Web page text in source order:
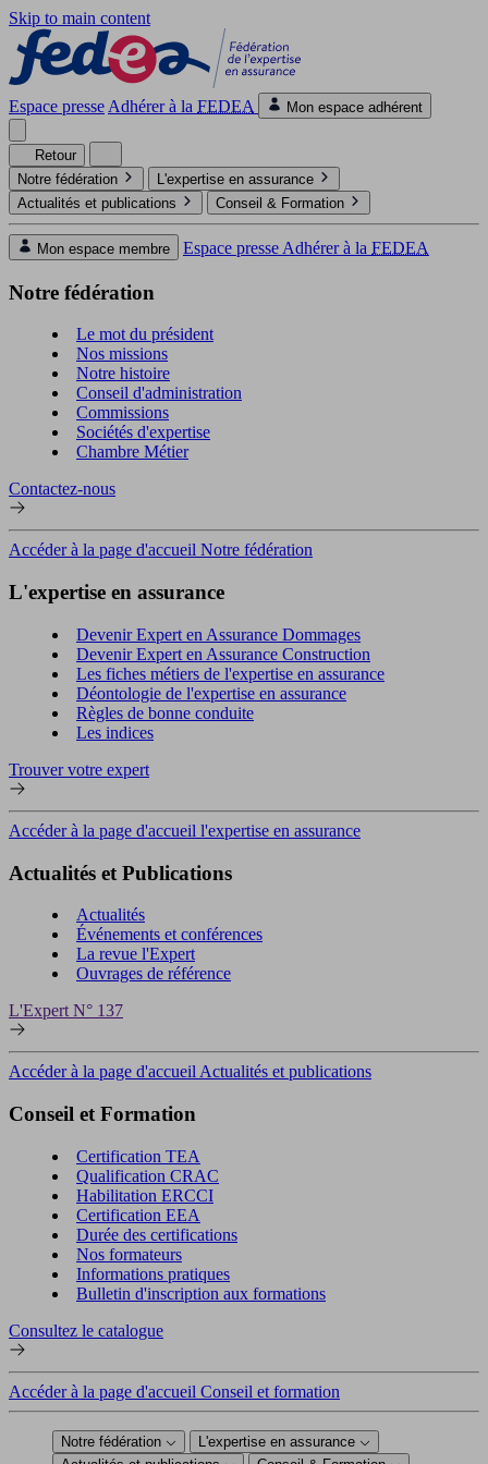
Skip to main content
Espace presse Adhérer à la FEDEA Mon espace adhérent
Retour
Notre fédération
L'expertise en assurance
Actualités et publications
Conseil & Formation
Mon espace membre Espace presse Adhérer à la FEDEA
Notre fédération
Le mot du président
Nos missions
Notre histoire
Conseil d'administration
Commissions
Sociétés d'expertise
Chambre Métier
Contactez-nous
Accéder à la page d'accueil Notre fédération
L'expertise en assurance
Devenir Expert en Assurance Dommages
Devenir Expert en Assurance Construction
Les fiches métiers de l'expertise en assurance
Déontologie de l'expertise en assurance
Règles de bonne conduite
Les indices
Trouver votre expert
Accéder à la page d'accueil l'expertise en assurance
Actualités et Publications
Actualités
Événements et conférences
La revue l'Expert
Ouvrages de référence
L'Expert N° 137
Accéder à la page d'accueil Actualités et publications
Conseil et Formation
Certification TEA
Qualification CRAC
Habilitation ERCCI
Certification EEA
Durée des certifications
Nos formateurs
Informations pratiques
Bulletin d'inscription aux formations
Consultez le catalogue
Accéder à la page d'accueil Conseil et formation
Notre fédération
L'expertise en assurance